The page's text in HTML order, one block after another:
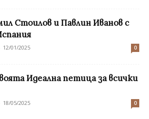
Стоилов и Павлин Иванов с
12/01/2025 0
Идеална петица за всички
18/05/2025 0